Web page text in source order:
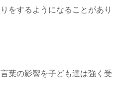
をするようになることがあり
葉の影響を子ども達は強く受